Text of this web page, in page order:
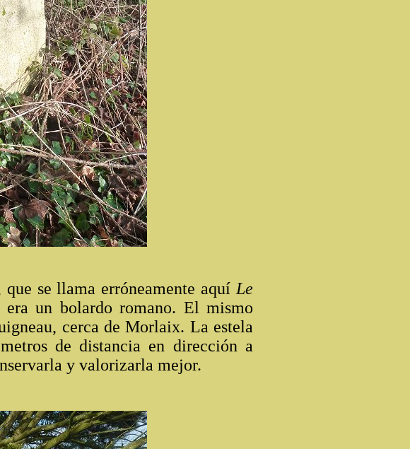
se llama erróneamente aquí Le
un bolardo romano. El mismo
cerca de Morlaix. La estela
de distancia en dirección a
y valorizarla mejor.